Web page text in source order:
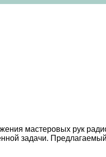
мастеровых рук
задачи.